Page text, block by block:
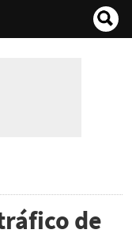
de